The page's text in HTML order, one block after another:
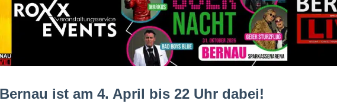
ist am 4. April bis 22 Uhr dabei!